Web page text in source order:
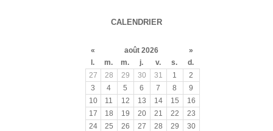
CALENDRIER
« août 2026
»
l.
m. m. j. v. s.
d.
27
28 29 30 31 1
2
3
4 5 6 7 8
9
10
11 12 13 14 15
16
17
18 19 20 21 22
23
24
25 26 27 28 29
30